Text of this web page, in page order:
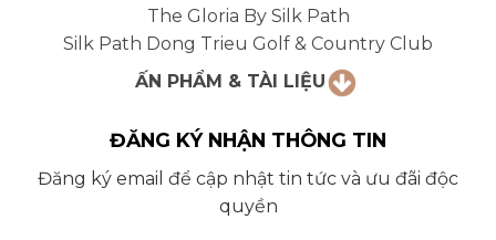
The Gloria By Silk Path
Silk Path Dong Trieu Golf & Country Club
ẤN PHẨM & TÀI LIỆU
ĐĂNG KÝ NHẬN THÔNG TIN
Đăng ký email để cập nhật tin tức và ưu đãi độc
quyền